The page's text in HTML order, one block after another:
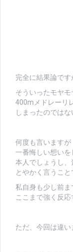
完全に結果論です
そういったモヤモ
400mメドレーリ
しまったのではな
何度も言いますが
一番悔しい想いを
本人でしょうし
とやかく言うこと
私自身も少し前ま
ここまで強く反
ただ、今回は違い